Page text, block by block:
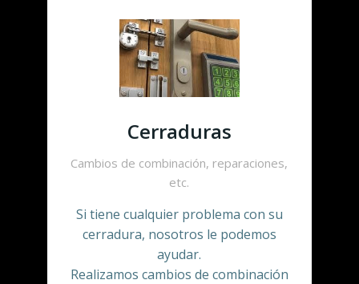
Cerraduras
Cambios de combinación, reparaciones,
etc.
Si tiene cualquier problema con su
cerradura, nosotros le podemos
ayudar.
Realizamos cambios de combinación